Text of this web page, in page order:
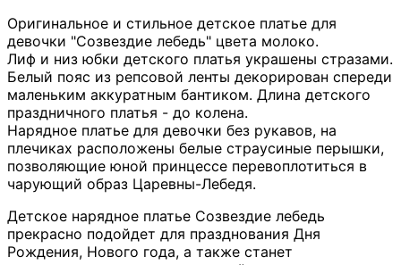
Оригинальное и стильное детское платье для
девочки "Созвездие лебедь" цвета молоко.
Лиф и низ юбки детского платья украшены стразами.
Белый пояс из репсовой ленты декорирован спереди
маленьким аккуратным бантиком. Длина детского
праздничного платья - до колена.
Нарядное платье для девочки без рукавов, на
плечиках расположены белые страусиные перышки,
позволяющие юной принцессе перевоплотиться в
чарующий образ Царевны-Лебедя.
Детское нарядное платье Созвездие лебедь
прекрасно подойдет для празднования Дня
Рождения, Нового года, а также станет